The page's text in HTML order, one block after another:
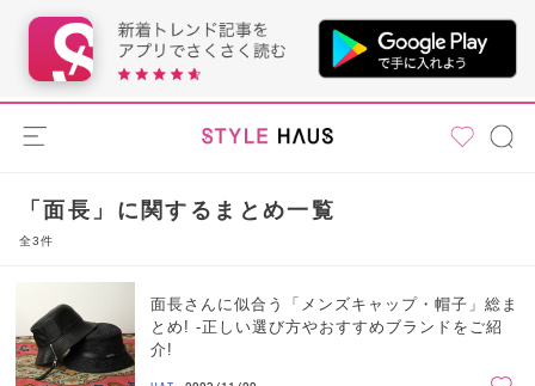
「面長」に関するまとめ一覧
全3件
面長さんに似合う「メンズキャップ・帽子」総ま
とめ! -正しい選び方やおすすめブランドをご紹
介!